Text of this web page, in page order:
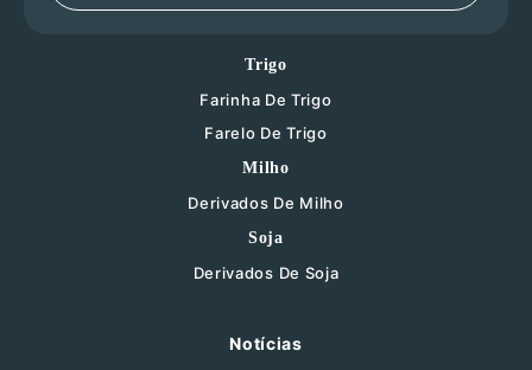
Trigo
Farinha De Trigo
Farelo De Trigo
Milho
Derivados De Milho
Soja
Derivados De Soja
Notícias